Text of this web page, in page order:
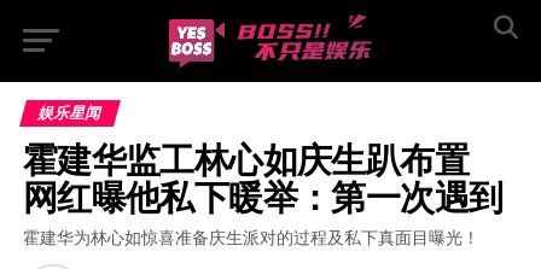
娱乐星闻
霍建华监工林心如庆生趴布置
网红曝他私下暖举：第一次遇到
霍建华为林心如惊喜准备庆生派对的过程及私下真面目曝光！